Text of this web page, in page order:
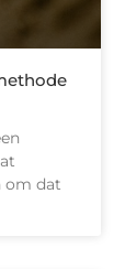
om dat